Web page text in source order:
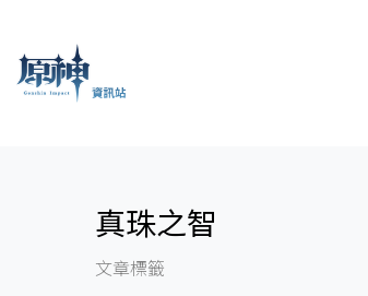
真珠之智
文章標籤